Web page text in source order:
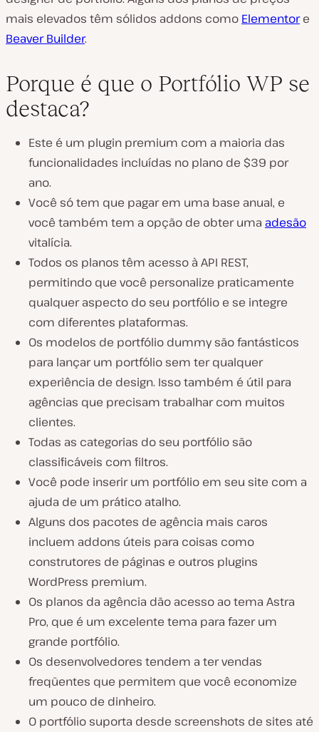
mais elevados têm sólidos addons como Elementore
Beaver Builder.
Porque é que o Portfólio WP se
destaca?
Este é um plugin premium com a maioria das
funcionalidades incluídas no plano de $39 por
ano.
Você só tem que pagar em uma base anual, e
você também tem a opção de obter uma adesão
vitalícia.
Todos os planos têm acesso à API REST,
permitindo que você personalize praticamente
qualquer aspecto do seu portfólio e se integre
com diferentes plataformas.
Os modelos de portfólio dummy são fantásticos
para lançar um portfólio sem ter qualquer
experiência de design. Isso também é útil para
agências que precisam trabalhar com muitos
clientes.
Todas as categorias do seu portfólio são
classificáveis com filtros.
Você pode inserir um portfólio em seu site com a
ajuda de um prático atalho.
Alguns dos pacotes de agência mais caros
incluem addons úteis para coisas como
construtores de páginas e outros plugins
WordPress premium.
Os planos da agência dão acesso ao tema Astra
Pro, que é um excelente tema para fazer um
grande portfólio.
Os desenvolvedores tendem a ter vendas
freqüentes que permitem que você economize
um pouco de dinheiro.
O portfólio suporta desde screenshots de sites até